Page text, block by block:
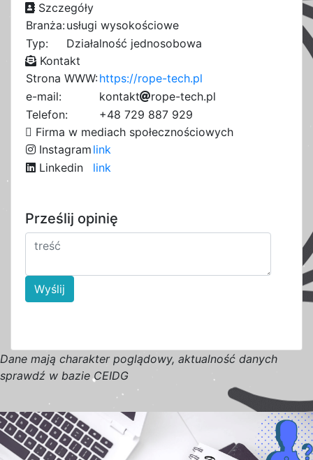
Szczegóły
Branża:usługi wysokościowe
Typ:
Działalność jednosobowa
Kontakt
Strona WWW:https://rope-tech.pl
e-mail:
kontaktd
b
rope2
a
b
-tech.pal
Telefon:
+48 729 887 929
Firma w mediach społecznościowych
Instagram link
Linkedin
link
Prześlij opinię
Wyślij
Dane mają charakter poglądowy, aktualność danych
sprawdź w bazie CEIDG